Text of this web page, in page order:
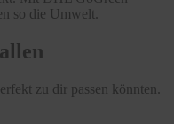
so die Umwelt.
zu dir passen könnten.